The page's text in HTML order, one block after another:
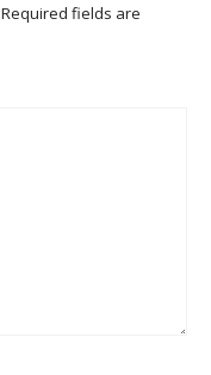
Required fields are